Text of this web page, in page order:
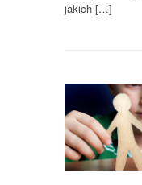
jakich […]